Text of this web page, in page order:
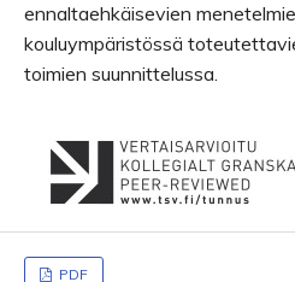
ennaltaehkäisevien
kouluympäristössä
toimien suunnittelussa.
PDF